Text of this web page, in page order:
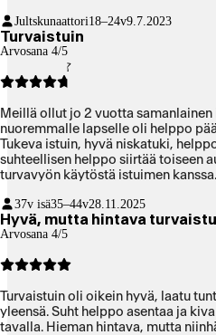
Jultskunaattori18–24v9.7.2023
Turvaistuin
Arvosana 4/5
Meillä ollut jo 2 vuotta
nuoremmalle lapselle oli helppo
Tukeva istuin, hyvä niskatuki,
suhteellisen helppo siirtää toiseen
turvavyön käytöstä istuimen
mutta istuin vaatii vähän repimistä
muuttuu.
37v isä35–44v28.11.2025
Hyvä, mutta hintava
Arvosana 4/5
Turvaistuin oli oikein hyvä, laatu
yleensä. Suht helppo asentaa ja
tavalla. Hieman hintava, mutta